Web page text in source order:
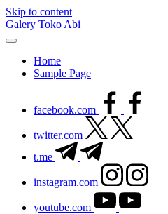
Skip to content
Galery Toko Abi
Home
Sample Page
facebook.com
twitter.com
t.me
instagram.com
youtube.com